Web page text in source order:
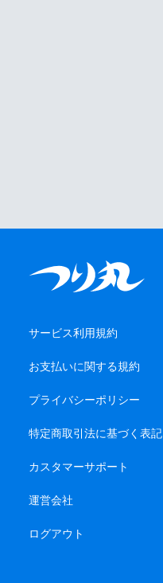
サービス利用規約
お支払いに関する規約
プライバシーポリシー
特定商取引法に基づく表記
カスタマーサポート
運営会社
ログアウト